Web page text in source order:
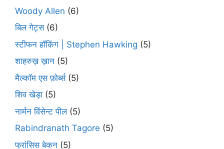
Woody Allen (6)
बिल गेट्स(6)
स्टीफन हॉकिंग | Stephen Hawking (5)
शाहरुख़ ख़ान (5)
मैल्कॉम एस फ़ोर्ब्स(5)
शिव खेड़ा (5)
नार्मन विंसेन्ट पील(5)
Rabindranath Tagore (5)
फ्रांसिस बेकन (5)